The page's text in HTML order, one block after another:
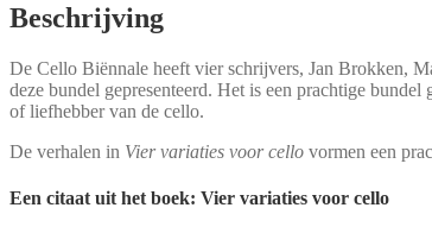
Beschrijving
De Cello Biënnale heeft vier schrijvers, Jan Brokken,
deze bundel gepresenteerd. Het is een prachtige
of liefhebber van de cello.
De verhalen in Vier variaties voor cello vormen een
Een citaat uit het boek: Vier variaties voor cello